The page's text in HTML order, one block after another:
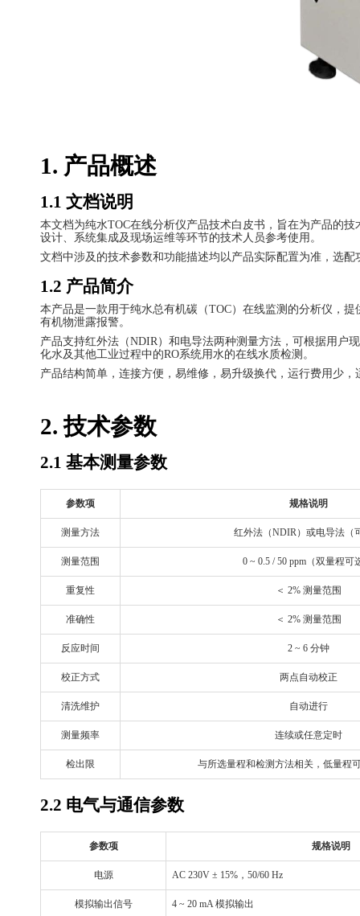
1. 产品概述
1.1 文档说明
本文档为纯水TOC在线分析仪产品技术白皮书，旨在为产品的
设计、系统集成及现场运维等环节的技术人员参考使用。
文档中涉及的技术参数和功能描述均以产品实际配置为准，选配
1.2 产品简介
本产品是一款用于纯水总有机碳（TOC）在线监测的分析仪，
有机物泄露报警。
产品支持红外法（NDIR）和电导法两种测量方法，可根据用户
化水及其他工业过程中的RO系统用水的在线水质检测。
产品结构简单，连接方便，易维修，易升级换代，运行费用少
2. 技术参数
2.1 基本测量参数
参数项 规格说明
测量方法 红外法（NDIR）或电导法（
测量范围 0 ~ 0.5 / 50 ppm（双量程可
重复性 ＜ 2% 测量范围
准确性 ＜ 2% 测量范围
反应时间 2 ~ 6 分钟
校正方式 两点自动校正
清洗维护 自动进行
测量频率 连续或任意定时
检出限 与所选量程和检测方法相关，低量程
2.2 电气与通信参数
参数项 规格说明
电源 AC 230V ± 15%，50/60 Hz
模拟输出信号 4 ~ 20 mA 模拟输出